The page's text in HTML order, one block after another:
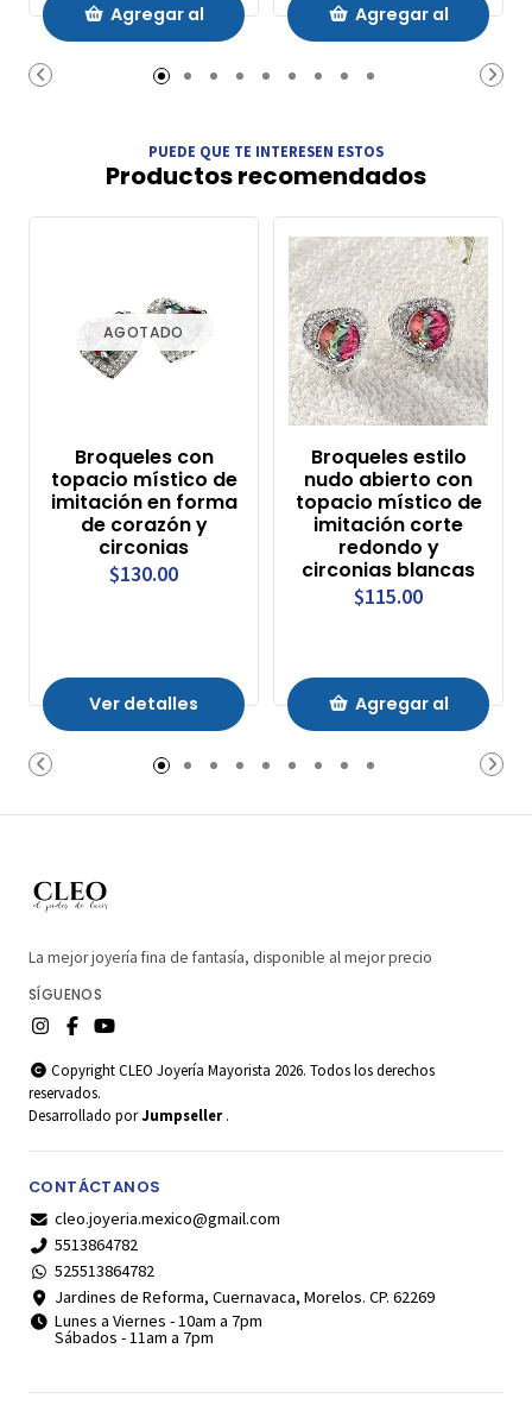
Agregar al
Carrito
Agregar al
Carrito
PUEDE QUE TE INTERESEN ESTOS
Productos recomendados
AGOTADO
Broqueles con
topacio místico de
imitación en forma
de corazón y
circonias
$130.00
Ver detalles
Broqueles estilo
nudo abierto con
topacio místico de
imitación corte
redondo y
circonias blancas
$115.00
Agregar al
Carrito
La mejor joyería fina de fantasía, disponible al mejor precio
SÍGUENOS
Copyright CLEO Joyería Mayorista 2026. Todos los derechos
reservados.
Desarrollado porJumpseller .
CONTÁCTANOS
cleo.joyeria.mexico@gmail.com
5513864782
525513864782
Jardines de Reforma, Cuernavaca, Morelos. CP. 62269
Lunes a Viernes - 10am a 7pm
Sábados - 11am a 7pm